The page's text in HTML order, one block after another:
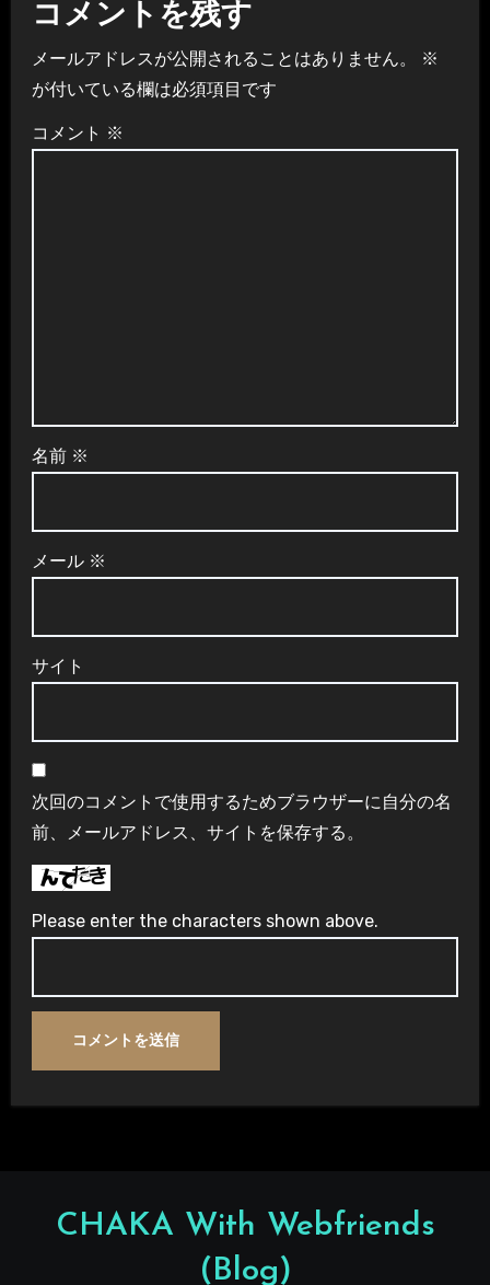
コメントを残す
メールアドレスが公開されることはありません。
※
が付いている欄は必須項目です
コメント ※
名前 ※
メール ※
サイト
次回のコメントで使用するためブラウザーに自分の名
前、メールアドレス、サイトを保存する。
Please enter the characters shown above.
CHAKA With Webfriends
(Blog)